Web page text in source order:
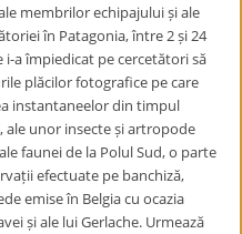
membrilor echipajului și ale
în Patagonia, între 2 și 24
i-a împiedicat pe cercetători să
plăcilor fotografice pe care
instantaneelor din timpul
ale unor insecte și artropode
faunei de la Polul Sud, o parte
efectuate pe banchiză,
emise în Belgia cu ocazia
și ale lui Gerlache. Urmează